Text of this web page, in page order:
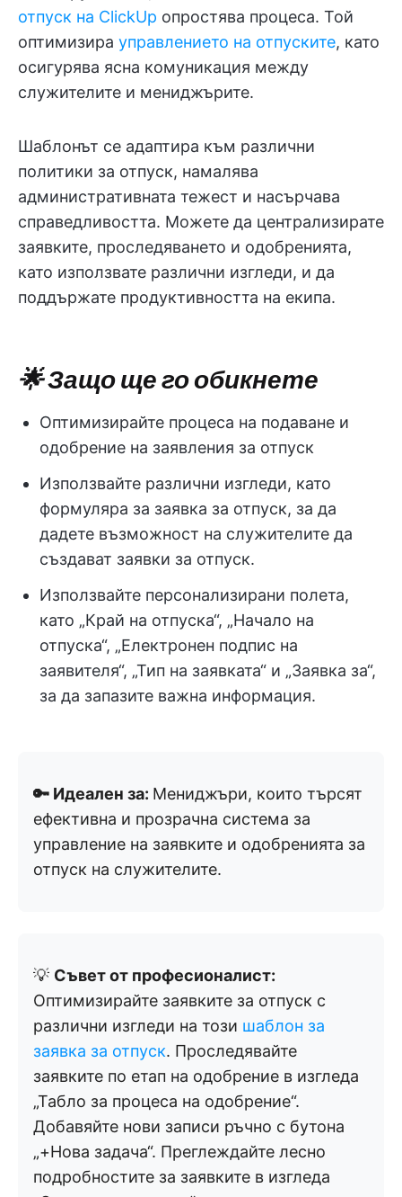
отпуск на ClickUp опростява процеса. Той
оптимизира управлението на отпуските, като
осигурява ясна комуникация между
служителите и мениджърите.
Шаблонът се адаптира към различни
политики за отпуск, намалява
административната тежест и насърчава
справедливостта. Можете да централизирате
заявките, проследяването и одобренията,
като използвате различни изгледи, и да
поддържате продуктивността на екипа.
🌟 Защо ще го обикнете
Оптимизирайте процеса на подаване и
одобрение на заявления за отпуск
Използвайте различни изгледи, като
формуляра за заявка за отпуск, за да
дадете възможност на служителите да
създават заявки за отпуск.
Използвайте персонализирани полета,
като „Край на отпуска“, „Начало на
отпуска“, „Електронен подпис на
заявителя“, „Тип на заявката“ и „Заявка за“,
за да запазите важна информация.
🔑 Идеален за: Мениджъри, които търсят
ефективна и прозрачна система за
управление на заявките и одобренията за
отпуск на служителите.
💡 Съвет от професионалист:
Оптимизирайте заявките за отпуск с
различни изгледи на този шаблон за
заявка за отпуск. Проследявайте
заявките по етап на одобрение в изгледа
„Табло за процеса на одобрение“.
Добавяйте нови записи ръчно с бутона
„+Нова задача“. Преглеждайте лесно
подробностите за заявките в изгледа